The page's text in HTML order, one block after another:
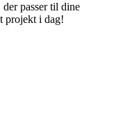
passer til dine
projekt i dag!